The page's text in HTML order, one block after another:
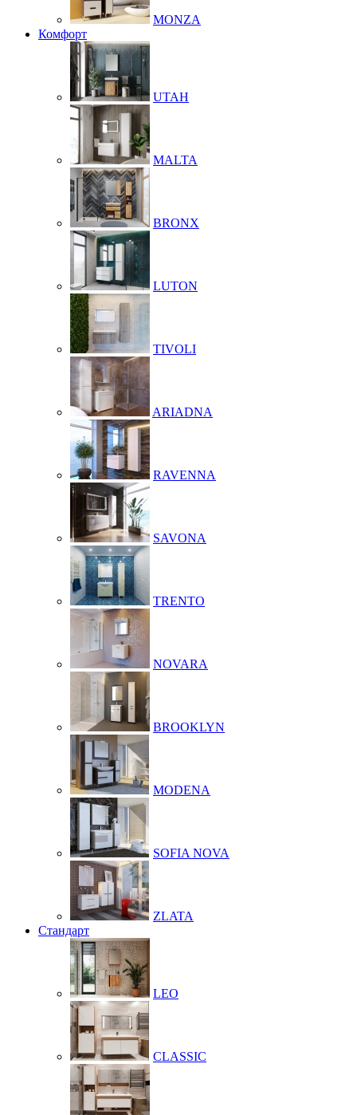
MONZA
Комфорт
UTAH
MALTA
BRONX
LUTON
TIVOLI
ARIADNA
RAVENNA
SAVONA
TRENTO
NOVARA
BROOKLYN
MODENA
SOFIA NOVA
ZLATA
Стандарт
LEO
CLASSIC